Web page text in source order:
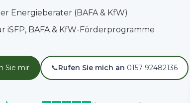
Energieberater (BAFA & KfW)
iSFP, BAFA & KfW-Förderprogramme
Sie mir 📞Rufen Sie mich an 0157 92482136